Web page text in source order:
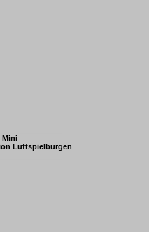
Mini
Luftspielburgen